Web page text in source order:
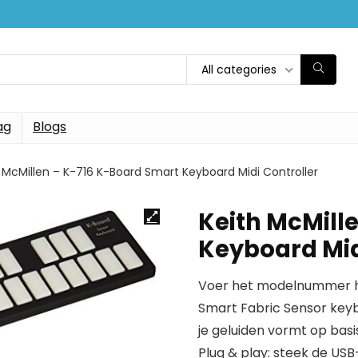
All categories
Blogs
– K-716 K-Board Smart Keyboard Midi Controller
Keith
Keyboard
Voer het modelnummer
Smart Fabric Sensor
je geluiden vormt op
Plug & play: steek de